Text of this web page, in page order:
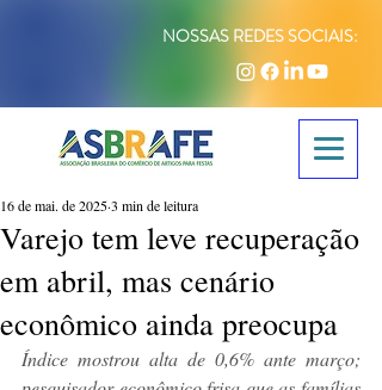
NOSSAS REDES SOCIAIS:
Varejo tem leve recuperação
em abril, mas cenário
econômico ainda preocupa
16 de mai. de 20253 min de leitura
Índice mostrou alta de 0,6% ante março;